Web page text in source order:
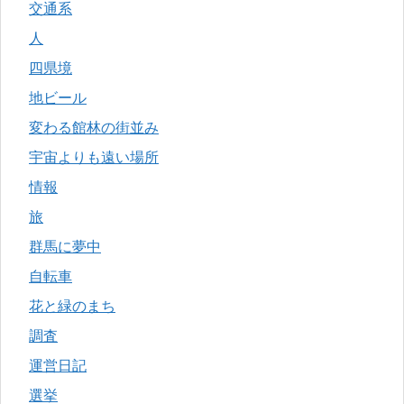
交通系
人
四県境
地ビール
変わる館林の街並み
宇宙よりも遠い場所
情報
旅
群馬に夢中
自転車
花と緑のまち
調査
運営日記
選挙